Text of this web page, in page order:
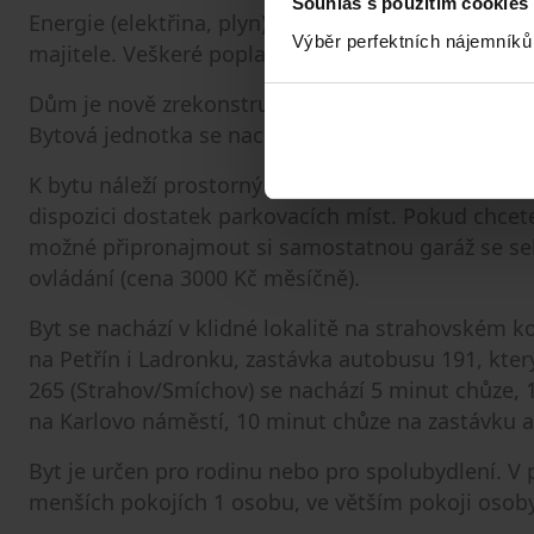
Výběr perfektních
Energie (elektřina, plyn) budou převedeny na
majitele. Veškeré poplatky cca 6 000 Kč/měsíčně.
Dům je nově zrekonstruovaný, zateplený,
Bytová jednotka se nachází v 2. NP (ze 4), k
K bytu náleží prostorný sklep (plocha 5 m2).
dispozici dostatek parkovacích míst. Pokud
možné připronajmout si samostatnou garáž se
ovládání (cena 3000 Kč měsíčně).
Byt se nachází v klidné lokalitě na strahovském
na Petřín i Ladronku, zastávka autobusu 191,
265 (Strahov/Smíchov) se nachází 5 minut
na Karlovo náměstí, 10 minut chůze na zastávku
Byt je určen pro rodinu nebo pro spolubydlení.
menších pokojích 1 osobu, ve větším pokoji